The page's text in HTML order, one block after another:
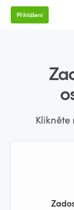
Přihlášení